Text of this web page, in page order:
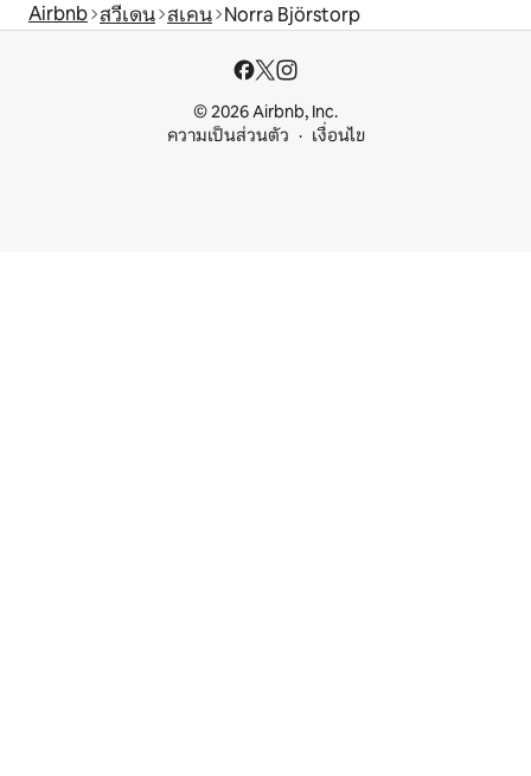
Airbnb สวีเดน สเคน Norra Björstorp
© 2026 Airbnb, Inc.
ความเป็นส่วนตัว
เงื่อนไข